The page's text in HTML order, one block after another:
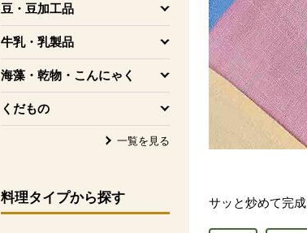
豆・豆加工品
を開く
牛乳・乳製品
を開く
海藻・乾物・こんにゃく
を開く
くだもの
を開く
一覧を見る
料理タイプから探す サッと炒めて完成